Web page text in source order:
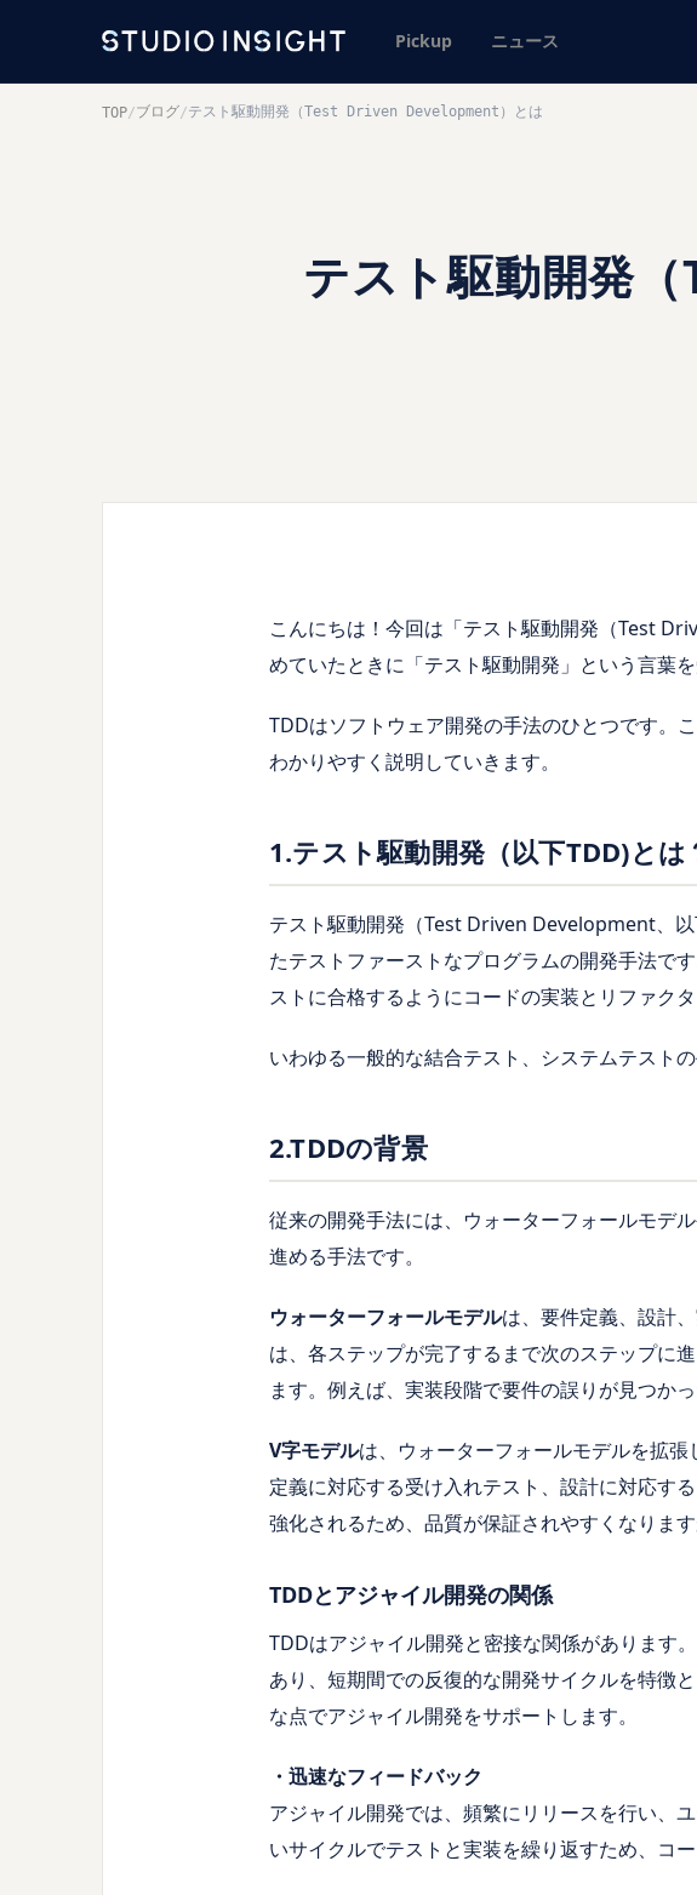
Pickup ニュース
TOP/ブログ/テスト駆動開発（Test Driven Development）とは
テスト駆動開発
こんにちは！今回は「テスト駆動開発（Test
めていたときに「テスト駆動開発」という言葉を
TDDはソフトウェア開発の手法のひとつです。
わかりやすく説明していきます。
1.テスト駆動開発（以下TDD)とは
テスト駆動開発（Test Driven Development、
たテストファーストなプログラムの開発手法で
ストに合格するようにコードの実装とリファク
いわゆる一般的な結合テスト、システムテスト
2.TDDの背景
従来の開発手法には、ウォーターフォールモデ
進める手法です。
ウォーターフォールモデルは、要件定義、設計
は、各ステップが完了するまで次のステップに
ます。例えば、実装段階で要件の誤りが見つか
V字モデルは、ウォーターフォールモデルを拡
定義に対応する受け入れテスト、設計に対応す
強化されるため、品質が保証されやすくなりま
TDDとアジャイル開発の関係
TDDはアジャイル開発と密接な関係があります
あり、短期間での反復的な開発サイクルを特徴
な点でアジャイル開発をサポートします。
・迅速なフィードバック
アジャイル開発では、頻繁にリリースを行い、
いサイクルでテストと実装を繰り返すため、コ